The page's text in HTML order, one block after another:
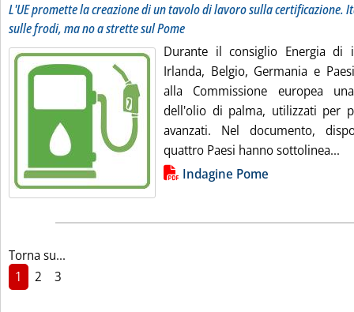
L'UE promette la creazione di un tavolo di lavoro sulla certificazione.
sulle frodi, ma no a strette sul Pome
Durante il consiglio Energia di
Irlanda, Belgio, Germania e
alla Commissione europea
dell'olio di palma, utilizzati per
avanzati. Nel documento,
quattro Paesi hanno sottolinea...
Lista allegati PDF alla notiziaIndagine Pome
Torna su...
1
2 3